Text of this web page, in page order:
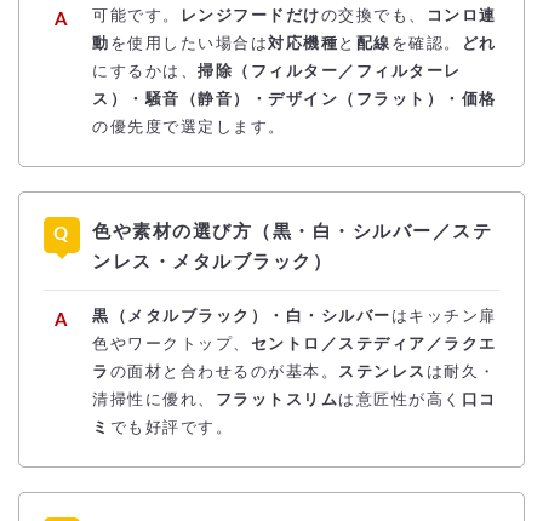
可能です。 レンジフードだけの交換でも、
コンロ連
動 を使用したい場合は対応機種 と 配線 を確認。
どれ
にするかは、 掃除（フィルター／フィルターレ
ス）・騒音（静音）・デザイン（フラット）・価格
の優先度で選定します。
色や素材の選び方（黒・白・シルバー／ステ
ンレス・メタルブラック）
黒（メタルブラック）・白・シルバー はキッチン扉
色やワークトップ、 セントロ／ステディア／ラクエ
ラ の面材と合わせるのが基本。 ステンレス は耐久・
清掃性に優れ、
フラットスリムは意匠性が高く
口コ
ミ でも好評です。